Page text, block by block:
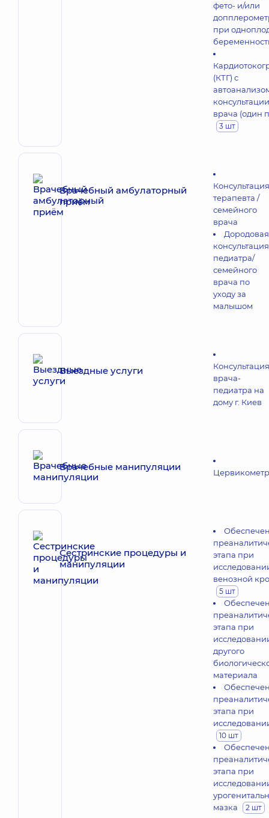
фето- и/или
при
(КТГ) с
консультации
врача (один
3 шт
Врачебный амбулаторный
приём
Консультация
терапевта /
семейного
врача
Дородовая
консультация
педиатра/
семейного
врача по
уходу за
малышом
Выездные услуги
Консультация
врача-
педиатра на
дому г. Киев
Врачебные манипуляции
Сестринские процедуры и
манипуляции
этапа при
венозной
5 шт
этапа при
другого
материала
этапа при
10 шт
этапа при
мазка
2 шт